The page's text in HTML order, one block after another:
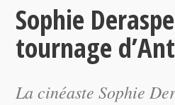
Sophie
tournage
La cinéaste Sophie